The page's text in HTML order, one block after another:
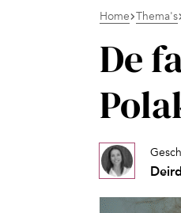
Home Thema's
De